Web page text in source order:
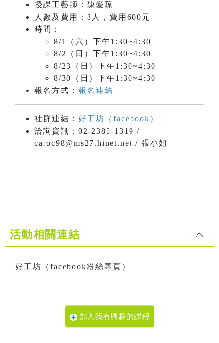
授課工藝師：陳愛琼
人數及費用：8人，費用600元
時間：
8/1（六）下午1:30~4:30
8/2（日）下午1:30~4:30
8/23（日）下午1:30~4:30
8/30（日）下午1:30~4:30
報名方式： 報名連結
社群連結： 好工坊（facebook）
洽詢資訊：02-2383-1319 /
caroc98@ms27.hinet.net / 張小姐
活動相關連結
好工坊（facebook粉絲專頁）
加入我有興趣的課程